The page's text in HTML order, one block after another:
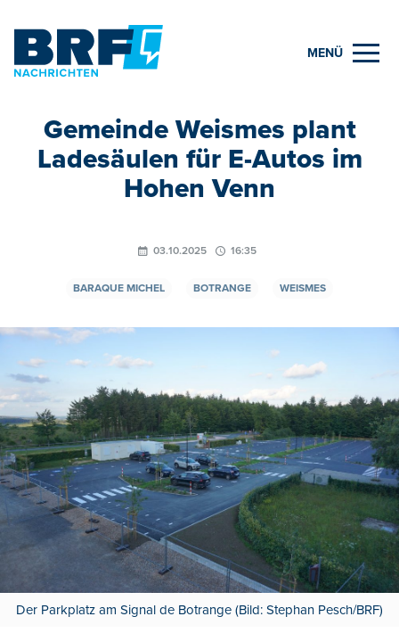
MENÜ
Gemeinde Weismes plant
Ladesäulen für E-Autos im
Hohen Venn
03.10.2025 16:35
BARAQUE MICHEL BOTRANGE WEISMES
Der Parkplatz am Signal de Botrange (Bild: Stephan Pesch/BRF)